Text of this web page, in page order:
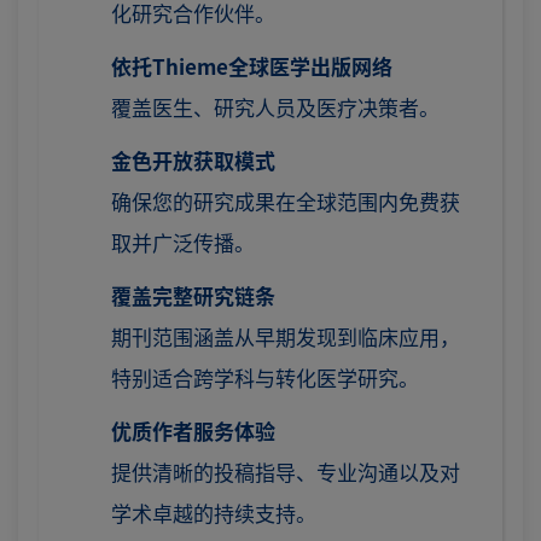
化研究合作伙伴。
依托Thieme全球医学出版网络
覆盖医生、研究人员及医疗决策者。
金色开放获取模式
确保您的研究成果在全球范围内免费获
取并广泛传播。
覆盖完整研究链条
期刊范围涵盖从早期发现到临床应用，
特别适合跨学科与转化医学研究。
优质作者服务体验
提供清晰的投稿指导、专业沟通以及对
学术卓越的持续支持。